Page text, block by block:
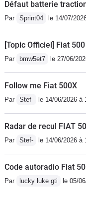
Défaut batterie
Par Sprint04 le 14/07/
[Topic Officiel] Fiat
Par bmw5et7 le 27/06/
Follow me Fiat 500X
Par Stef- le 14/06/2026 à
Radar de recul FIAT
Par Stef- le 14/06/2026 à
Code autoradio Fiat
Par lucky luke gti le 05/